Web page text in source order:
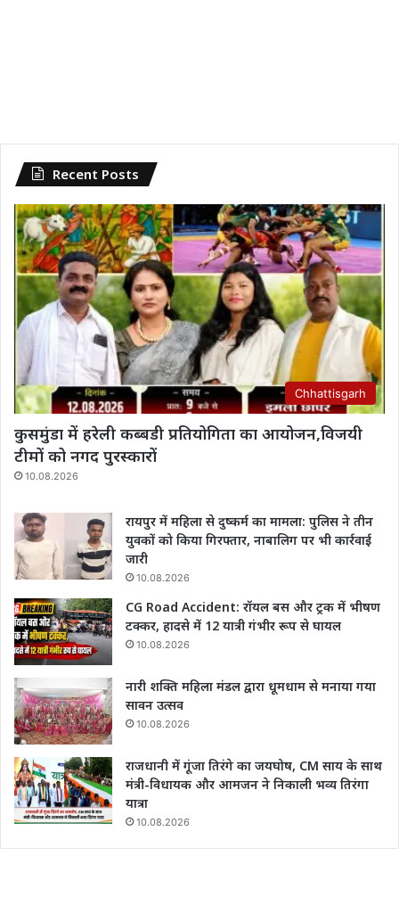
Recent Posts
Chhattisgarh
कुसमुंडा में हरेली कब्बडी प्रतियोगिता का आयोजन,विजयी
टीमों को नगद पुरस्कारों
10.08.2026
रायपुर में महिला से दुष्कर्म का मामला: पुलिस ने तीन
युवकों को किया गिरफ्तार, नाबालिग पर भी कार्रवाई
जारी
10.08.2026
CG Road Accident: रॉयल बस और ट्रक में भीषण
टक्कर, हादसे में 12 यात्री गंभीर रूप से घायल
10.08.2026
नारी शक्ति महिला मंडल द्वारा धूमधाम से मनाया गया
सावन उत्सव
10.08.2026
राजधानी में गूंजा तिरंगे का जयघोष, CM साय के साथ
मंत्री-विधायक और आमजन ने निकाली भव्य तिरंगा
यात्रा
10.08.2026